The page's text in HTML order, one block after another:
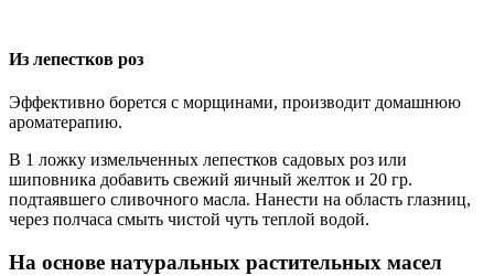
Из лепестков роз
Эффективно борется с морщинами, производит домашнюю
ароматерапию.
В 1 ложку измельченных лепестков садовых роз или
шиповника добавить свежий яичный желток и 20 гр.
подтаявшего сливочного масла. Нанести на область глазниц,
через полчаса смыть чистой чуть теплой водой.
На основе натуральных растительных масел